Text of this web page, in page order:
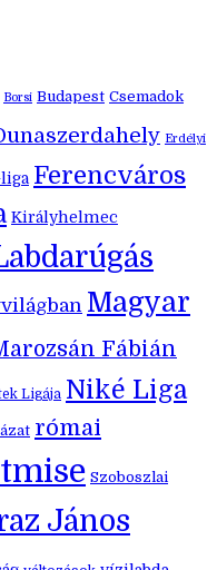
Borsi Budapest Csemadok
Erdélyi
Ferencváros
Királyhelmec
Magyar
Fábián
Ligája Niké Liga
római
Szoboszlai
János